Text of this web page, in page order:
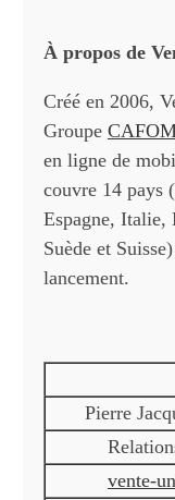
À propos de
Créé en 2006,
Groupe
en ligne de
couvre 14 pays
Espagne, Italie,
Suède et
lancement.
Pierre
vente-